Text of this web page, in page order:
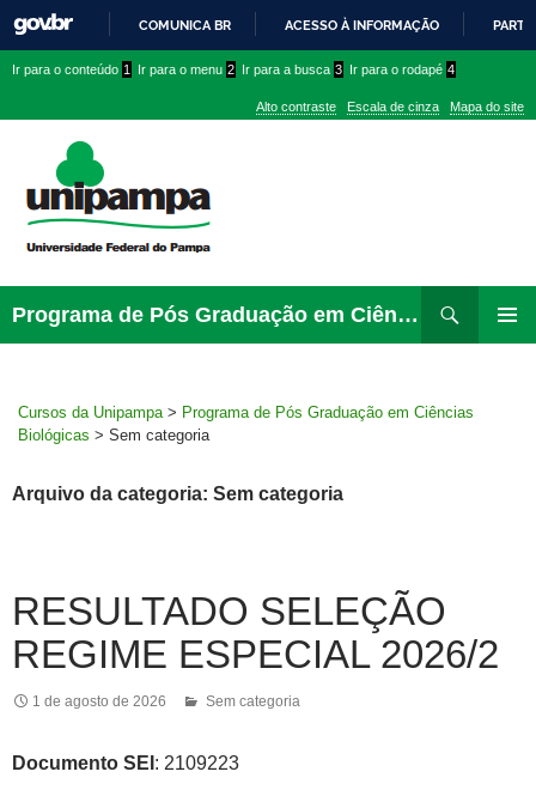
PARA
CONTEÚDO
COMUNICA BR ACESSO À INFORMAÇÃO
conteúdo
menu
superior
menu
Ir para o conteúdo 1 Ir para o menu 2 Ir para a busca 3 Ir para o rodapé 4
Alto contraste Escala de cinza Mapa do site
Programa de Pós Graduação em Ciências Biológicas
para
Cursos da Unipampa > Programa de Pós Graduação em Ciências
Biológicas > Sem categoria
Arquivo da categoria: Sem categoria
RESULTADO SELEÇÃO
REGIME ESPECIAL 2026/2
1 de agosto de 2026 Sem categoria
Documento SEI : 2109223